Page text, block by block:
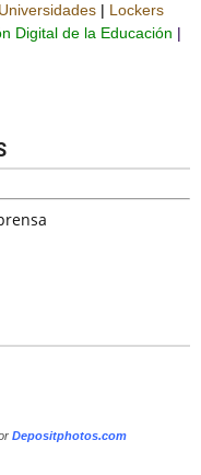
| Lockers
Digital de la Educación |
Depositphotos.com